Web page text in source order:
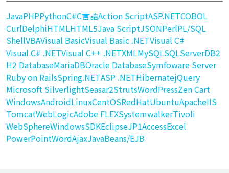
JavaPHPPythonC#C言語Action ScriptASP.NETCOBOL
CurlDelphiHTMLHTML5Java ScriptJSONPerlPL/SQL
ShellVBAVisual BasicVisual Basic .NETVisual C#
Visual C# .NETVisual C++ .NETXMLMySQLSQLServerDB2
H2 DatabaseMariaDBOracle DatabaseSymfoware Server
Ruby on RailsSpring.NETASP .NETHibernatejQuery
Microsoft SilverlightSeasar2StrutsWordPressZen Cart
WindowsAndroidLinuxCentOSRedHatUbuntuApacheIIS
TomcatWebLogicAdobe FLEXSystemwalkerTivoli
WebSphereWindowsSDKEclipseJP1AccessExcel
PowerPointWordAjaxJavaBeans/EJB